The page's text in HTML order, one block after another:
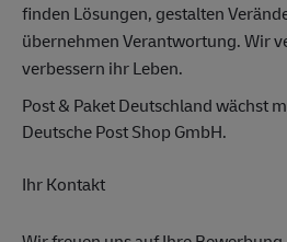
finden Lösungen, gestalten
übernehmen Verantwortung. Wir
verbessern ihr Leben.
Post & Paket Deutschland wächst
Deutsche Post Shop GmbH.
Ihr Kontakt